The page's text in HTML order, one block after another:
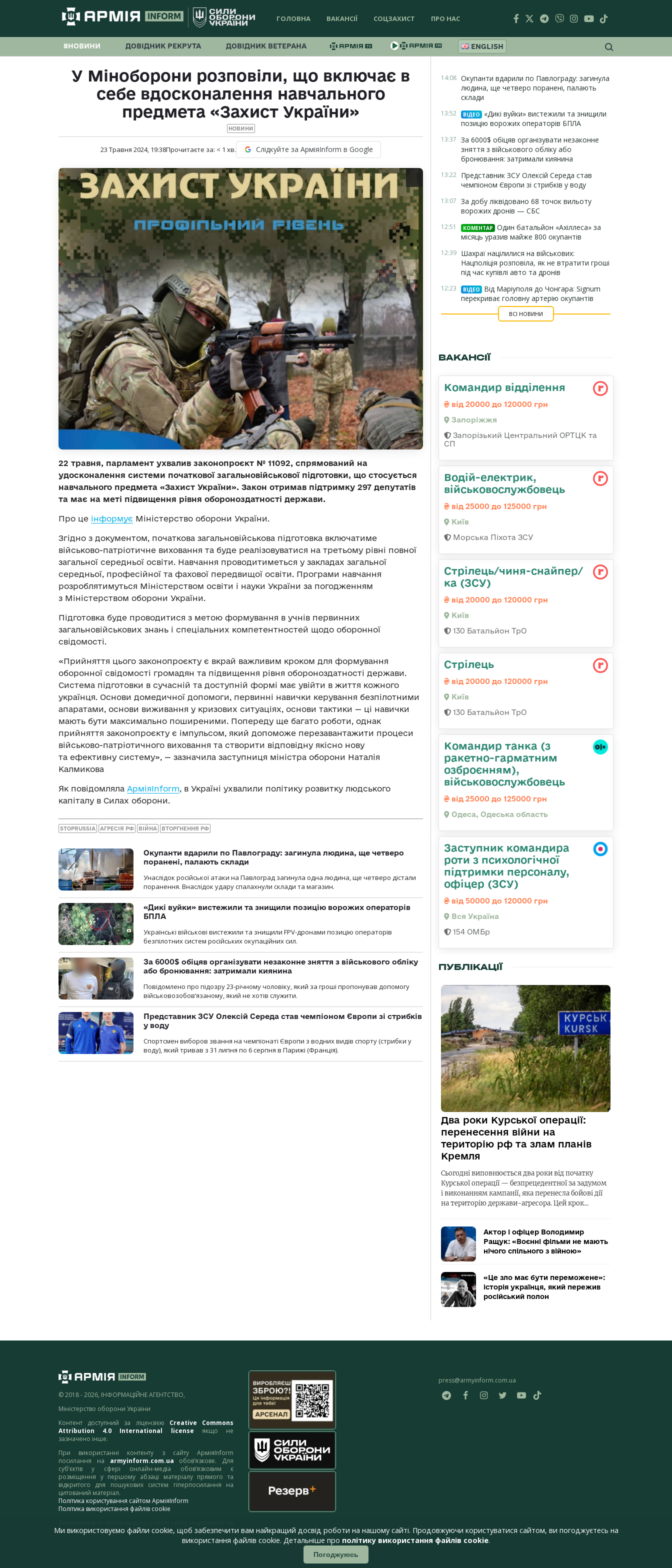
ГОЛОВНА ВАКАНСІЇ СОЦЗАХИСТ ПРО НАС
#НОВИНИ ДОВІДНИК РЕКРУТА ДОВІДНИК ВЕТЕРАНА ENGLISH
У Міноборони розповіли, що включає в
себе вдосконалення навчального
предмета «Захист України»
НОВИНИ
23 Травня 2024, 19:38Прочитаєте за: < 1 хв. Слідкуйте за АрміяInform в Google
22 травня, парламент ухвалив законопроєкт № 11092, спрямований на
удосконалення системи початкової загальновійськової підготовки, що стосується
навчального предмета «Захист України». Закон отримав підтримку 297 депутатів
та має на меті підвищення рівня обороноздатності держави.
Про це інформує Міністерство оборони України.
Згідно з документом, початкова загальновійськова підготовка включатиме
військово-патріотичне виховання та буде реалізовуватися на третьому рівні повної
загальної середньої освіти. Навчання проводитиметься у закладах загальної
середньої, професійної та фахової передвищої освіти. Програми навчання
розроблятимуться Міністерством освіти і науки України за погодженням
з Міністерством оборони України.
Підготовка буде проводитися з метою формування в учнів первинних
загальновійськових знань і спеціальних компетентностей щодо оборонної
свідомості.
«Прийняття цього законопроєкту є вкрай важливим кроком для формування
оборонної свідомості громадян та підвищення рівня обороноздатності держави.
Система підготовки в сучасній та доступній формі має увійти в життя кожного
українця. Основи домедичної допомоги, первинні навички керування безпілотними
апаратами, основи виживання у кризових ситуаціях, основи тактики — ці навички
мають бути максимально поширеними. Попереду ще багато роботи, однак
прийняття законопроєкту є імпульсом, який допоможе перезавантажити процеси
військово-патріотичного виховання та створити відповідну якісно нову
та ефективну систему», — зазначила заступниця міністра оборони Наталія
Калмикова
Як повідомляла АрміяInform, в Україні ухвалили політику розвитку людського
капіталу в Силах оборони.
STOPRUSSIA АГРЕСІЯ РФ ВІЙНА ВТОРГНЕННЯ РФ
Окупанти вдарили по Павлограду: загинула людина, ще четверо
поранені, палають склади
Унаслідок російської атаки на Павлоград загинула одна людина, ще четверо дістали
поранення. Внаслідок удару спалахнули склади та магазин.
«Дикі вуйки» вистежили та знищили позицію ворожих операторів
БПЛА
Українські військові вистежили та знищили FPV-дронами позицію операторів
безпілотних систем російських окупаційних сил.
За 6000$ обіцяв організувати незаконне зняття з військового обліку
або бронювання: затримали киянина
Повідомлено про підозру 23-річному чоловіку, який за гроші пропонував допомогу
військовозобов’язаному, який не хотів служити.
Представник ЗСУ Олексій Середа став чемпіоном Європи зі стрибків
у воду
Спортсмен виборов звання на чемпіонаті Європи з водних видів спорту (стрибки у
воду), який тривав з 31 липня по 6 серпня в Парижі (Франція).
14:08 Окупанти вдарили по Павлограду: загинула
людина, ще четверо поранені, палають
склади
13:52 ВІДЕО
«Дикі вуйки» вистежили та знищили
позицію ворожих операторів БПЛА
13:37 За 6000$ обіцяв організувати незаконне
зняття з військового обліку або
бронювання: затримали киянина
13:22 Представник ЗСУ Олексій Середа став
чемпіоном Європи зі стрибків у воду
13:07 За добу ліквідовано 68 точок вильоту
ворожих дронів — СБС
12:51 КОМЕНТАР
Один батальйон «Ахіллеса» за
місяць уразив майже 800 окупантів
12:39 Шахраї націлилися на військових:
Нацполіція розповіла, як не втратити гроші
під час купівлі авто та дронів
12:23 ВІДЕО
Від Маріуполя до Чонгара: Signum
перекриває головну артерію окупантів
ВСІ НОВИНИ
ВАКАНСІЇ
Командир відділення
від 20000 до 120000 грн
Запоріжжя
Запорізький Центральний ОРТЦК та
СП
Водій-електрик,
військовослужбовець
від 25000 до 125000 грн
Київ
Морська Піхота ЗСУ
Стрілець/чиня-снайпер/
ка (ЗСУ)
від 20000 до 120000 грн
Київ
130 Батальйон ТрО
Стрілець
від 20000 до 120000 грн
Київ
130 Батальйон ТрО
Командиp танка (з
pакетно-гарматним
озброєнням),
військовослужбовець
від 25000 до 125000 грн
Одеса, Одеська область
Заступник командира
роти з психологічної
підтримки персоналу,
офіцер (ЗСУ)
від 50000 до 120000 грн
Вся Україна
154 ОМБр
ПУБЛІКАЦІЇ
Два роки Курської операції:
перенесення війни на
територію рф та злам планів
Кремля
Сьогодні виповнюється два роки від початку
Курської операції — безпрецедентної за задумом
і виконанням кампанії, яка перенесла бойові дії
на територію держави-агресора. Цей крок…
Актор і офіцер Володимир
Ращук: «Воєнні фільми не мають
нічого спільного з війною»
«Це зло має бути переможене»:
історія українця, який пережив
російський полон
© 2018 - 2026, ІНФОРМАЦІЙНЕ АГЕНТСТВО,
Міністерство оборони України
Контент доступний за ліцензією Creative Commons
Attribution 4.0 International license якщо не
зазначено інше.
При використанні контенту з сайту АрміяInform
посилання на armyinform.com.ua обов’язкове. Для
суб’єктів у сфері онлайн-медіа обов’язковим є
розміщення у першому абзаці матеріалу прямого та
відкритого для пошукових систем гіперпосилання на
цитований матеріал.
Політика користування сайтом АрміяInform
Політика використання файлів cookie
адресу:webmaster@armyinform.com.ua
press@armyinform.com.ua
Ми використовуємо файли cookie, щоб забезпечити вам найкращий досвід роботи на нашому сайті. Продовжуючи користуватися сайтом, ви погоджуєтесь на
використання файлів cookie. Детальніше про політику використання файлів cookie.
Погоджуюсь